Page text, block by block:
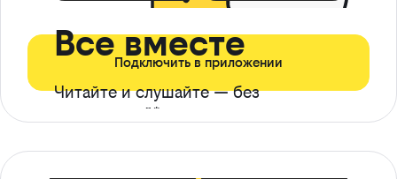
Все вместе
Читайте и слушайте — без
ограничений*
Подключить в приложении